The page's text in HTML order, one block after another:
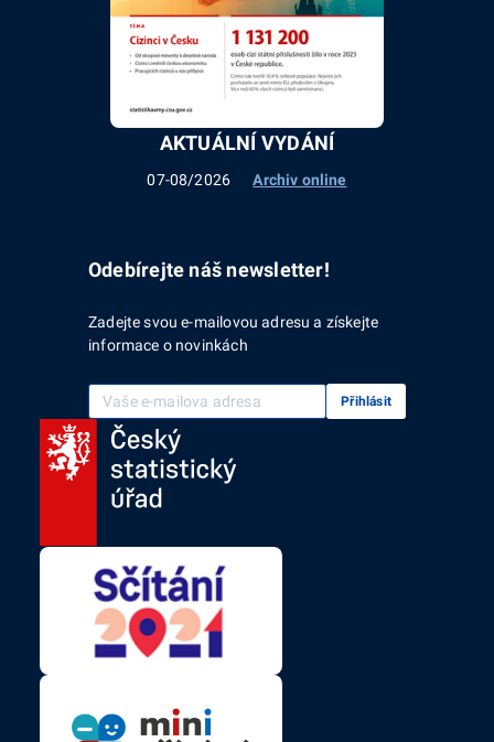
AKTUÁLNÍ VYDÁNÍ
07-08/2026 Archiv online
Odebírejte náš newsletter!
Zadejte svou e-mailovou adresu a získejte
informace o novinkách
Vaše e-mailová adresa Přihlásit